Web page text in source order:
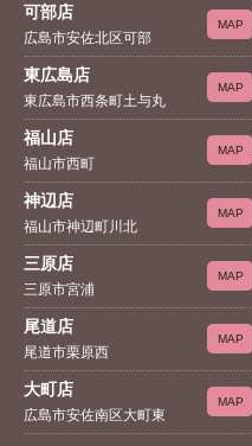
可部店
広島市安佐北区可部
MAP
東広島店
東広島市西条町土与丸
MAP
福山店
福山市西町
MAP
神辺店
福山市神辺町川北
MAP
三原店
三原市宮浦
MAP
尾道店
尾道市栗原西
MAP
大町店
広島市安佐南区大町東
MAP